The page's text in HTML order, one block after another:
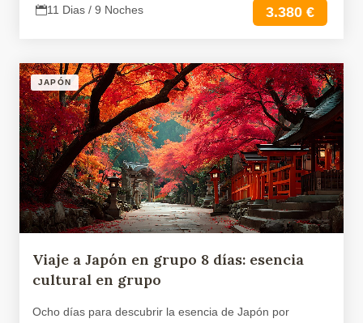
11 Dias / 9 Noches 3.380 €
JAPÓN
Viaje a Japón en grupo 8 días: esencia
cultural en grupo
Ocho días para descubrir la esencia de Japón por